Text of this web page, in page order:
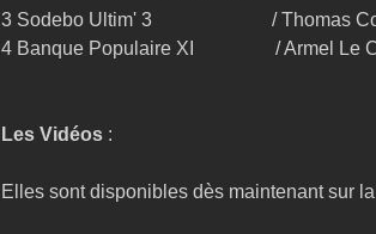
3 Sodebo Ultim' 3                         / Thomas
4 Banque Populaire XI                 / Armel Le
Les Vidéos :
Elles sont disponibles dès maintenant sur